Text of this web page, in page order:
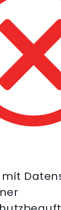
mit